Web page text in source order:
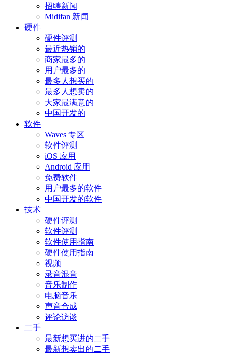
招聘新闻
Midifan 新闻
硬件
硬件评测
最近热销的
商家最多的
用户最多的
最多人想买的
最多人想卖的
大家最满意的
中国开发的
软件
Waves 专区
软件评测
iOS 应用
Android 应用
免费软件
用户最多的软件
中国开发的软件
技术
硬件评测
软件评测
软件使用指南
硬件使用指南
视频
录音混音
音乐制作
电脑音乐
声音合成
评论访谈
二手
最新想买进的二手
最新想卖出的二手